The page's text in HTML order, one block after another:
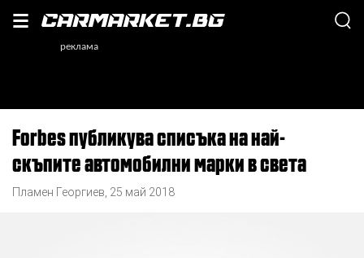
Forbes публикува списъка на най-
скъпите автомобилни марки в света
Пламен Георгиев 25 май 2018